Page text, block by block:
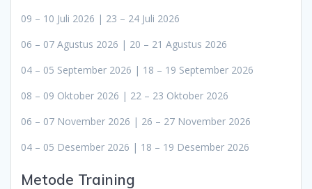
09 – 10 Juli 2026 | 23 – 24 Juli 2026
06 – 07 Agustus 2026 | 20 – 21 Agustus 2026
04 – 05 September 2026 | 18 – 19 September 2026
08 – 09 Oktober 2026 | 22 – 23 Oktober 2026
06 – 07 November 2026 | 26 – 27 November 2026
04 – 05 Desember 2026 | 18 – 19 Desember 2026
Metode Training